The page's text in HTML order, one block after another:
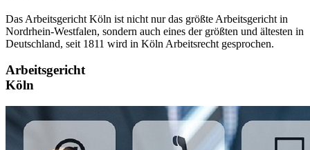
Das Arbeitsgericht Köln ist nicht nur das größte Arbeitsgericht in
Nordrhein-Westfalen, sondern auch eines der größten und ältesten in
Deutschland, seit 1811 wird in Köln Arbeitsrecht gesprochen.
Arbeitsgericht
Köln